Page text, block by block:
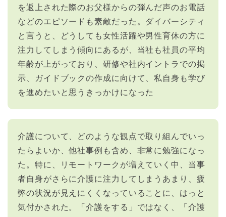
を返上された際のお父様からの弾んだ声のお電話
などのエピソードも素敵だった。ダイバーシティ
と言うと、どうしても女性活躍や男性育休の方に
注力してしまう傾向にあるが、当社も社員の平均
年齢が上がっており、研修や社内イントラでの掲
示、ガイドブックの作成に向けて、私自身も学び
を進めたいと思うきっかけになった
介護について、どのような観点で取り組んでいっ
たらよいか、他社事例も含め、非常に勉強になっ
た。特に、リモートワークが増えていく中、当事
者自身がさらに介護に注力してしまうあまり、疲
弊の状況が見えにくくなっていることに、はっと
気付かされた。「介護をする」ではなく、「介護